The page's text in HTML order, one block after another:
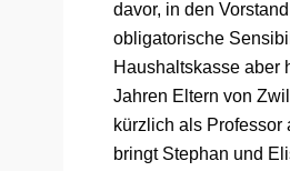
davor, in den
obligatorische
Haushaltskasse aber
Jahren Eltern von
kürzlich als Professor
bringt Stephan und